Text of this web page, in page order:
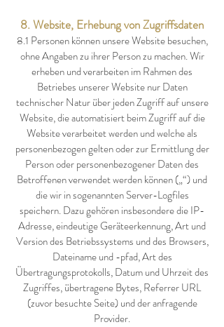
8. Website, Erhebung von Zugriffsdaten
8.1 Personen können unsere Website besuchen,
ohne Angaben zu ihrer Person zu machen. Wir
erheben und verarbeiten im Rahmen des
Betriebes unserer Website nur Daten
technischer Natur über jeden Zugriff auf unsere
Website, die automatisiert beim Zugriff auf die
Website verarbeitet werden und welche als
personenbezogen gelten oder zur Ermittlung der
Person oder personenbezogener Daten des
Betroffenen verwendet werden können („“) und
die wir in sogenannten Server-Logfiles
speichern. Dazu gehören insbesondere die IP-
Adresse, eindeutige Geräteerkennung, Art und
Version des Betriebssystems und des Browsers,
Dateiname und -pfad, Art des
Übertragungsprotokolls, Datum und Uhrzeit des
Zugriffes, übertragene Bytes, Referrer URL
(zuvor besuchte Seite) und der anfragende
Provider.